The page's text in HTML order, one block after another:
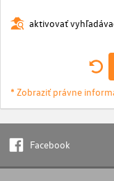
aktivovať
* Zobraziť právne
Facebook